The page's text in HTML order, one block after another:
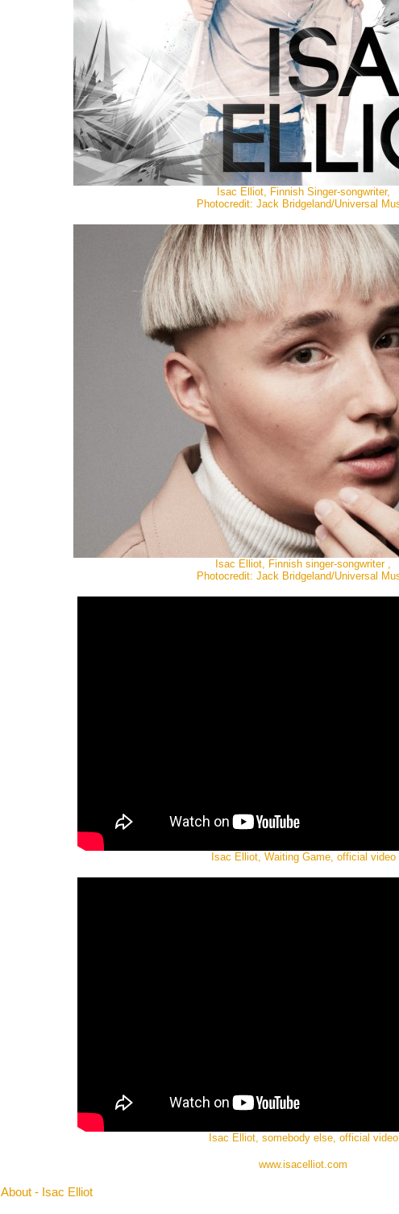
Isac Elliot, Finnish Singer-songwriter,
Photocredit: Jack Bridgeland/Universal
Isac Elliot, Finnish singer-songwriter ,
Photocredit: Jack Bridgeland/Universal
Isac Elliot, Waiting Game, official video
Isac Elliot, somebody else, official video
www.isacelliot.com
About - Isac Elliot